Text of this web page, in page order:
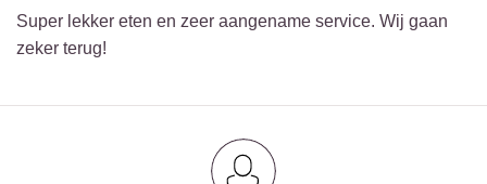
Super lekker eten en zeer aangename service. Wij gaan
zeker terug!